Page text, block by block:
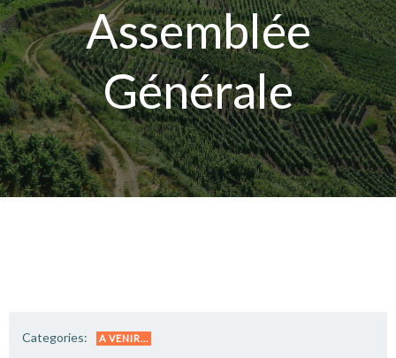
Assemblée
Générale
Categories: A VENIR...